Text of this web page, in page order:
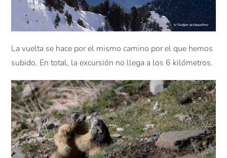
La vuelta se hace por el mismo camino por el que hemos
subido. En total, la excursión no llega a los 6 kilómetros.